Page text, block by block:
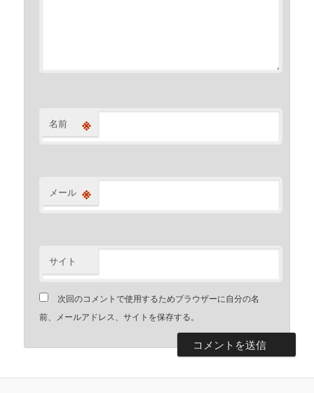
名前 ※
メール ※
サイト
次回のコメントで使用するためブラウザーに自分の名
前、メールアドレス、サイトを保存する。